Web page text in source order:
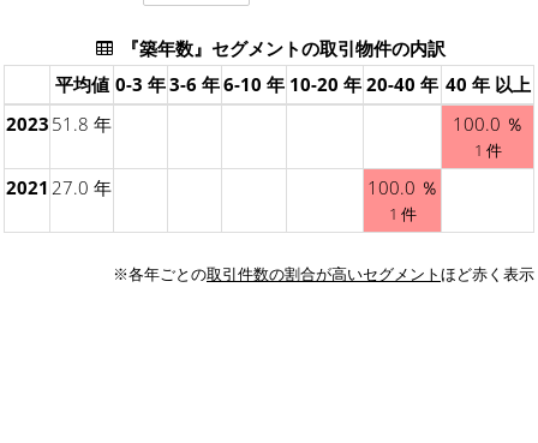
『築年数』セグメントの取引物件の内訳
平均値 0-3 年3-6 年6-10 年 10-20 年 20-40 年 40 年 以上
2023 51.8 年 100.0 ％
1 件
2021 27.0 年 100.0 ％
1 件
※各年ごとの取引件数の割合が高いセグメントほど赤く表示